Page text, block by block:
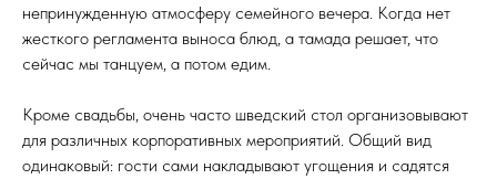
непринужденную атмосферу семейного вечера. Когда нет
жесткого регламента выноса блюд, а тамада решает, что
сейчас мы танцуем, а потом едим.
Кроме свадьбы, очень часто шведский стол организовывают
для различных корпоративных мероприятий. Общий вид
одинаковый: гости сами накладывают угощения и садятся